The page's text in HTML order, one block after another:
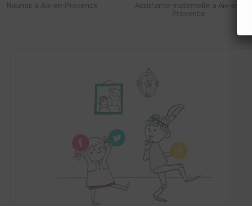
Nounou à Aix-en-Provence
Assistante maternelle à Aix-en-
Provence